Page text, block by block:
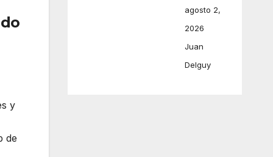
y
de
agosto 2,
2026
Juan
Delguy